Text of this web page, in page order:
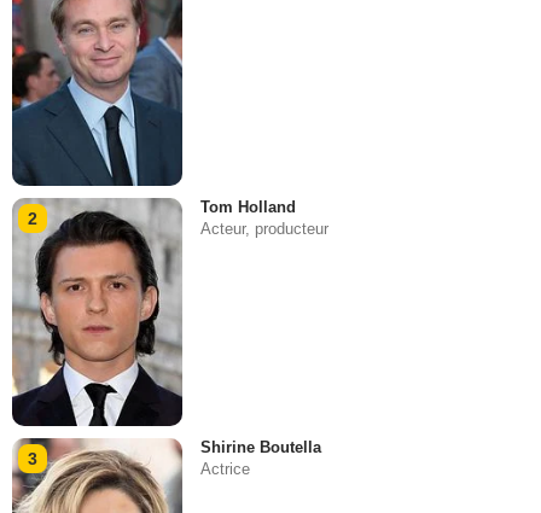
2
Tom Holland
Acteur, producteur
3
Shirine Boutella
Actrice